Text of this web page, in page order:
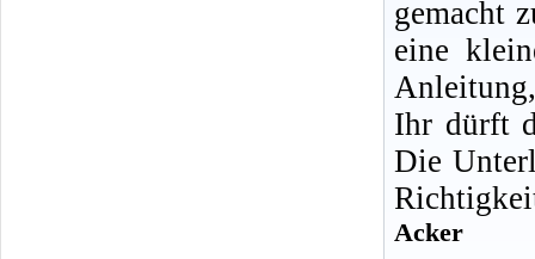
gemacht
eine
Ihr dürft
Die
Acker